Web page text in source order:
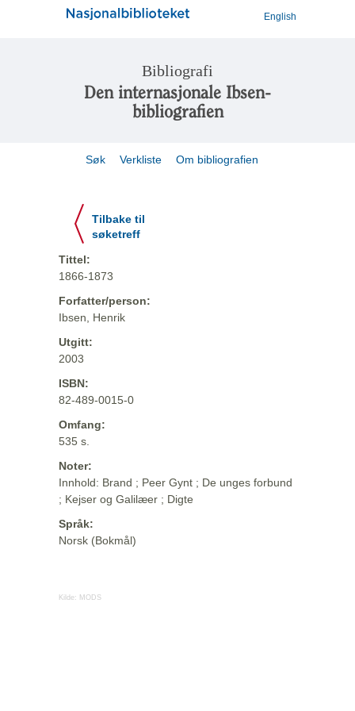
English
Bibliografi
Den internasjonale Ibsen-
bibliografien
Søk Verkliste Om bibliografien
Tilbake til
søketreff
Tittel:
1866-1873
Forfatter/person:
Ibsen, Henrik
Utgitt:
2003
ISBN:
82-489-0015-0
Omfang:
535 s.
Noter:
Innhold: Brand ; Peer Gynt ; De unges forbund
; Kejser og Galilæer ; Digte
Språk:
Norsk (Bokmål)
Kilde: MODS